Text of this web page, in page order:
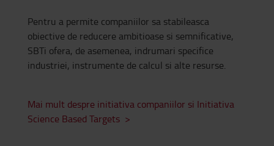
Pentru a permite companiilor sa stabileasca
obiective de reducere ambitioase si semnificative,
SBTi ofera, de asemenea, indrumari specifice
industriei, instrumente de calcul si alte resurse.
Mai mult despre initiativa companiilor si Initiativa
Science Based Targets >